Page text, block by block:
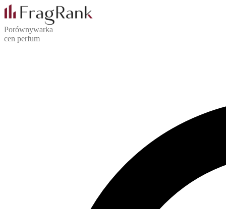
Porównywarka
cen perfum